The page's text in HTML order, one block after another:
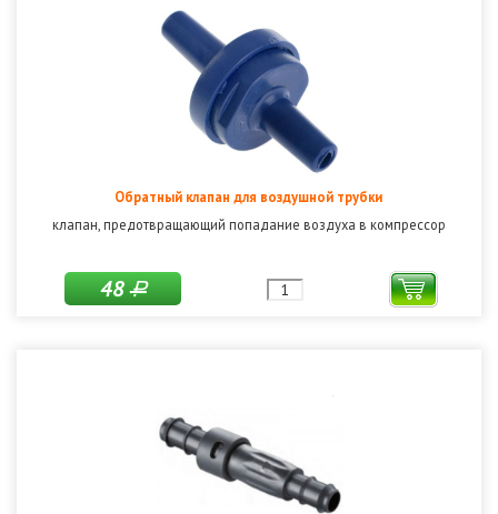
Обратный клапан для воздушной трубки
клапан, предотвращающий попадание воздуха в компрессор
48Р